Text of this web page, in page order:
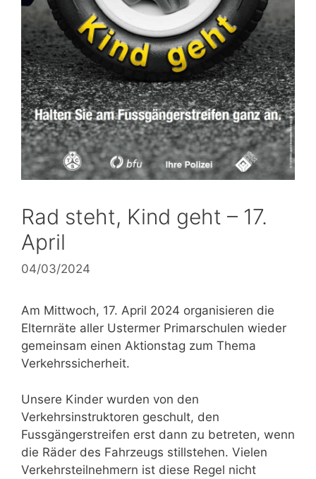
Rad steht, Kind geht – 17.
April
04/03/2024
Am Mittwoch, 17. April 2024 organisieren die
Elternräte aller Ustermer Primarschulen wieder
gemeinsam einen Aktionstag zum Thema
Verkehrssicherheit.
Unsere Kinder wurden von den
Verkehrsinstruktoren geschult, den
Fussgängerstreifen erst dann zu betreten, wenn
die Räder des Fahrzeugs stillstehen. Vielen
Verkehrsteilnehmern ist diese Regel nicht